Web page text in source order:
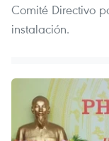
Comité Directivo
instalación.